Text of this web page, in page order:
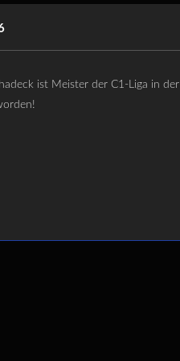
ist Meister der C1-Liga in der